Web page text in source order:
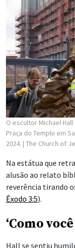
O escultor Michael
Praça do Templo em
2024. | The Church of
Na estátua que
alusão ao relato
reverência tirando
Êxodo 3:5).
‘Como
Hall se sentiu